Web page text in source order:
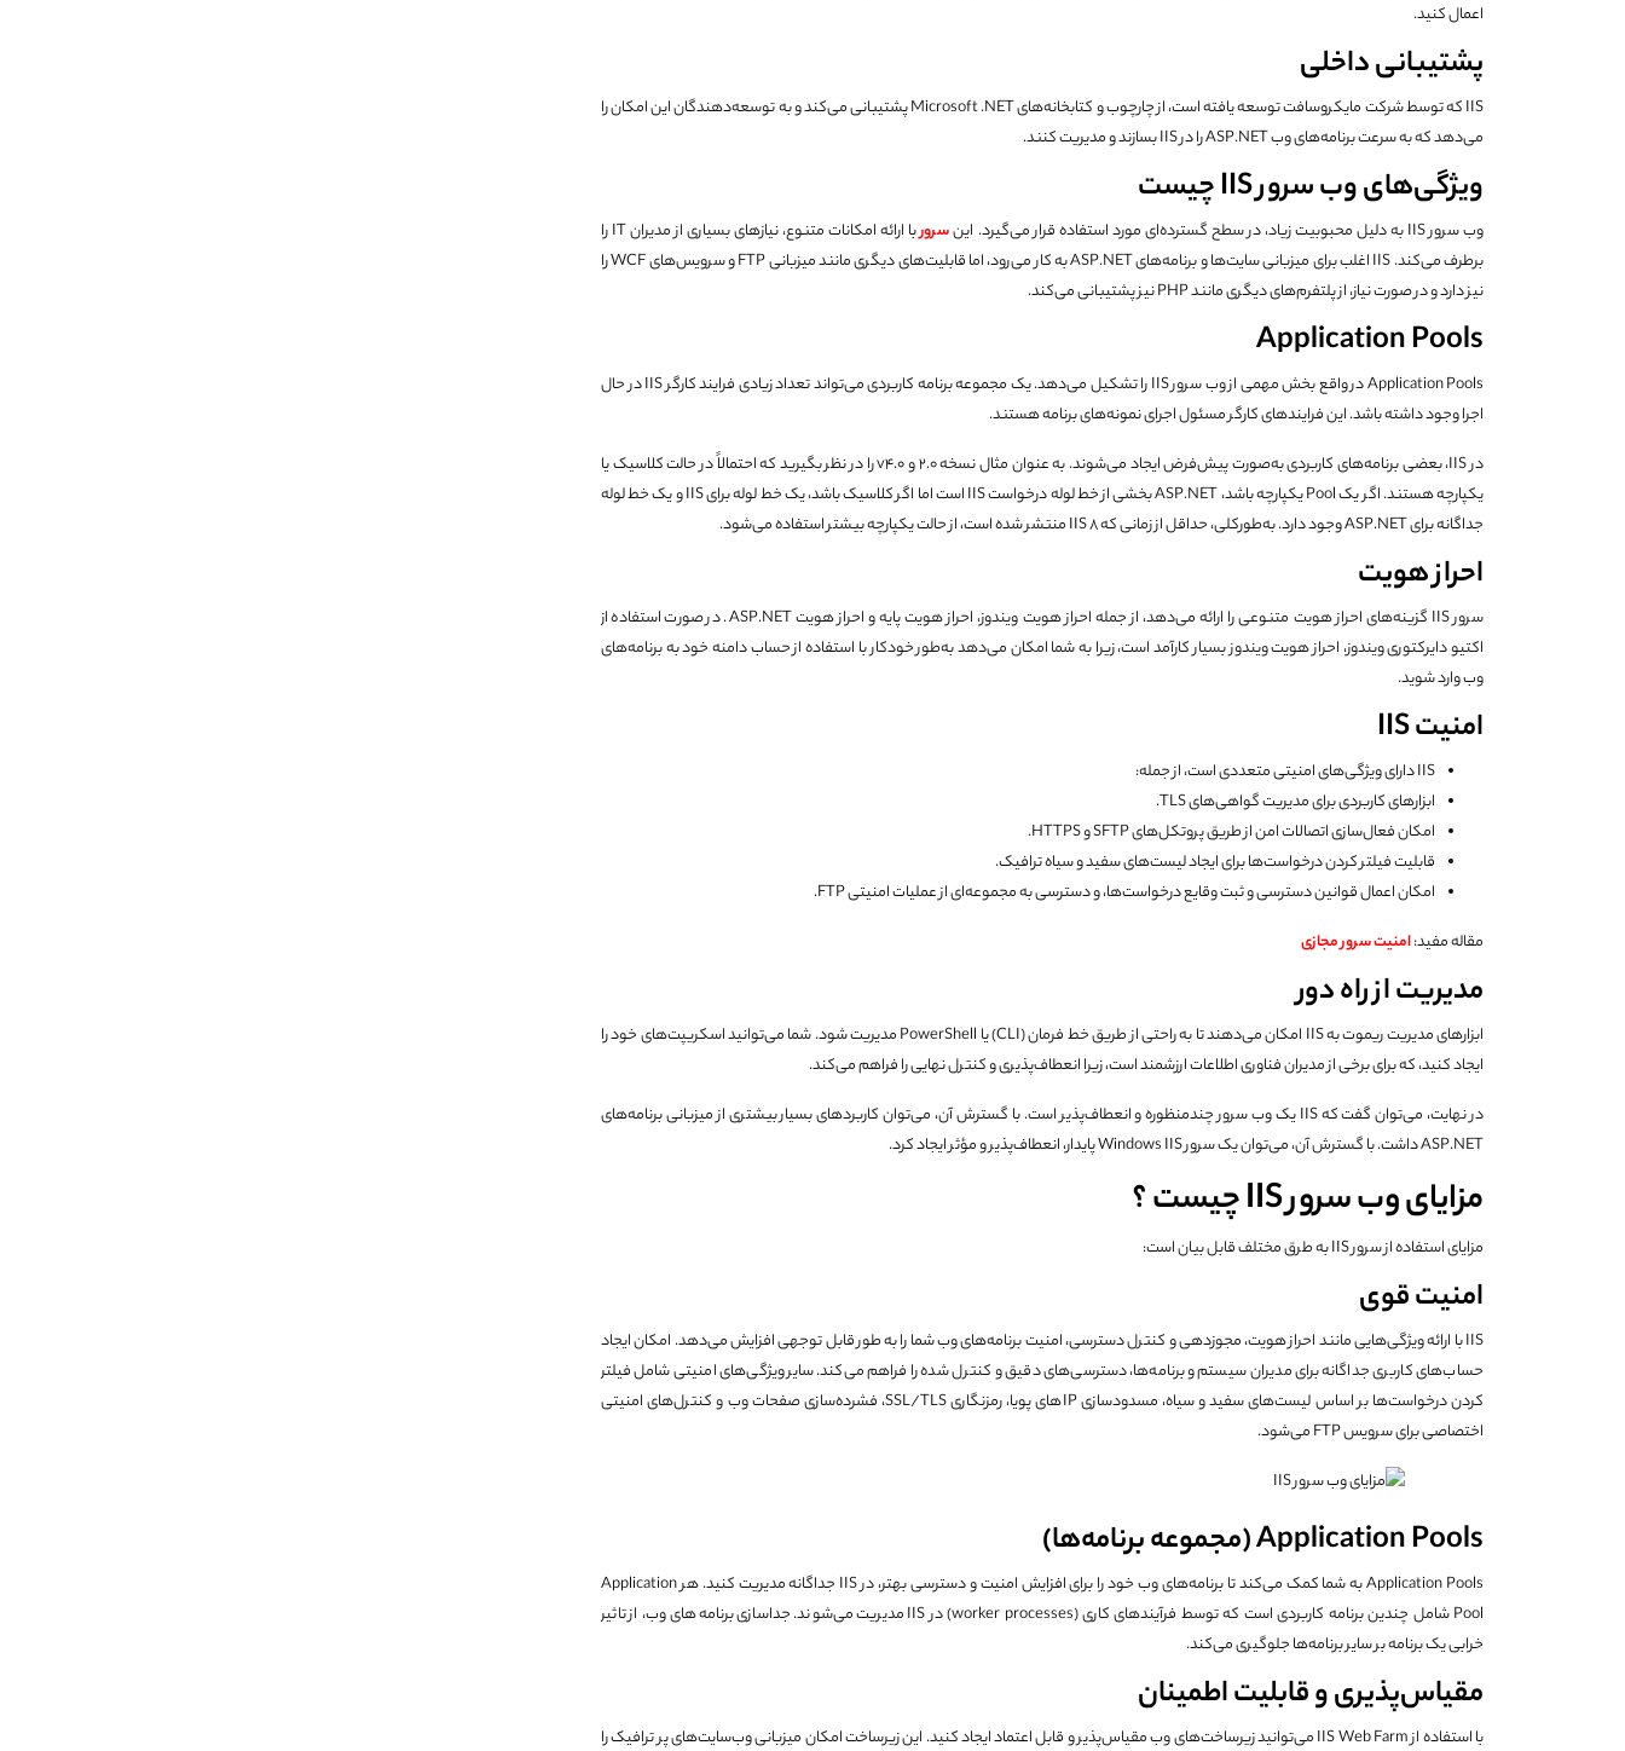
اعمال کنید.
پشتیبانی داخلی
IIS که توسط شرکت مایکروسافت توسعه یافته است، از چارچوب و کتابخانه‌های Microsoft .NET پشتیبانی می‌کند و به توسعه‌دهندگان این امکان را
می‌دهد که به سرعت برنامه‌های وب ASP.NET را در IIS بسازند و مدیریت کنند.
ویژگی‌های وب سرور IIS چیست
وب سرور IIS به دلیل محبوبیت زیاد، در سطح گسترده‌ای مورد استفاده قرار می‌گیرد. این سرور
با ارائه امکانات متنوع، نیازهای بسیاری از مدیران IT را
برطرف می‌کند. IIS اغلب برای میزبانی سایت‌ها و برنامه‌های ASP.NET به کار می‌رود، اما قابلیت‌های دیگری مانند میزبانی FTP و سرویس‌های WCF را
نیز دارد و در صورت نیاز، از پلتفرم‌های دیگری مانند PHP نیز پشتیبانی می‌کند.
Application Pools
Application Pools در واقع بخش مهمی از وب سرور IIS را تشکیل می‌دهد. یک مجموعه برنامه کاربردی می‌تواند تعداد زیادی فرایند کارگر IIS در حال
اجرا وجود داشته باشد. این فرایندهای کارگر مسئول اجرای نمونه‌های برنامه هستند.
در IIS، بعضی برنامه‌های کاربردی به‌‌صورت پیش‌فرض ایجاد می‌شوند. به عنوان مثال نسخه ۲.۰ و v4.0 را در نظر بگیرید که احتمالاً در حالت کلاسیک یا
یکپارچه هستند. اگر یک Pool یکپارچه باشد، ASP.NET بخشی از خط لوله درخواست IIS است اما اگر کلاسیک باشد، یک خط لوله برای IIS و یک خط لوله
جداگانه برای ASP.NET وجود دارد. به‌طور‌کلی، حداقل از زمانی که IIS 8 منتشر شده است، از حالت یکپارچه بیشتر استفاده می‌شود.
احراز هویت
سرور IIS گزینه‌های احراز هویت متنوعی را ارائه می‌دهد، از جمله احراز هویت ویندوز، احراز هویت پایه و احراز هویت ASP.NET. در صورت استفاده از
اکتیو دایرکتوری ویندوز، احراز هویت ویندوز بسیار کارآمد است، زیرا به شما امکان می‌دهد به‌طور خودکار با استفاده از حساب دامنه خود به برنامه‌های
وب وارد شوید.
امنیت IIS
IIS دارای ویژگی‌های امنیتی متعددی است، از جمله:
ابزارهای کاربردی برای مدیریت گواهی‌های TLS.
امکان فعال‌سازی اتصالات امن از طریق پروتکل‌های SFTP و HTTPS.
قابلیت فیلتر کردن درخواست‌ها برای ایجاد لیست‌های سفید و سیاه ترافیک.
امکان اعمال قوانین دسترسی و ثبت وقایع درخواست‌ها، و دسترسی به مجموعه‌ای از عملیات امنیتی FTP.
مقاله مفید:امنیت سرور مجازی
مدیریت از راه دور
ابزارهای مدیریت ریموت به IIS امکان می‌دهند تا به راحتی از طریق خط فرمان (CLI) یا PowerShell مدیریت شود. شما می‌توانید اسکریپت‌های خود را
ایجاد کنید، که برای برخی از مدیران فناوری اطلاعات ارزشمند است، زیرا انعطاف‌پذیری و کنترل نهایی را فراهم می‌کند.
در نهایت، می‌توان گفت که IIS یک وب سرور چندمنظوره و انعطاف‌پذیر است. با گسترش آن، می‌توان کاربردهای بسیار بیشتری از میزبانی برنامه‌های
ASP.NET داشت. با گسترش آن، می‌توان یک سرور Windows IIS پایدار، انعطاف‌پذیر و مؤثر ایجاد کرد.
مزایای وب‌ سرور IIS چیست ؟
مزایای استفاده از سرور IIS به طرق مختلف قابل بیان است:
امنیت قوی
IIS با ارائه ویژگی‌هایی مانند احراز هویت، مجوزدهی و کنترل دسترسی، امنیت برنامه‌های وب شما را به طور قابل توجهی افزایش می‌دهد. امکان ایجاد
حساب‌های کاربری جداگانه برای مدیران سیستم و برنامه‌ها، دسترسی‌های دقیق و کنترل شده را فراهم می‌کند. سایر ویژگی‌های امنیتی شامل فیلتر
کردن درخواست‌ها بر اساس لیست‌های سفید و سیاه، مسدودسازی IP‌های پویا، رمزنگاری SSL/TLS، فشرده‌سازی صفحات وب و کنترل‌های امنیتی
اختصاصی برای سرویس FTP می‌شود.
Application Pools (مجموعه برنامه‌ها)
Application Pools به شما کمک می‌کند تا برنامه‌های وب خود را برای افزایش امنیت و دسترسی بهتر، در IIS جداگانه مدیریت کنید. هر Application
Pool شامل چندین برنامه کاربردی است که توسط فرآیندهای کاری (worker processes) در IIS مدیریت می‌شوند. جداسازی برنامه‌های وب، از تاثیر
خرابی یک برنامه بر سایر برنامه‌ها جلوگیری می‌کند.
مقیاس‌پذیری و قابلیت اطمینان
با استفاده از IIS Web Farm می‌توانید زیرساخت‌های وب مقیاس‌پذیر و قابل اعتماد ایجاد کنید. این زیرساخت امکان میزبانی وب‌سایت‌های پر ترافیک را